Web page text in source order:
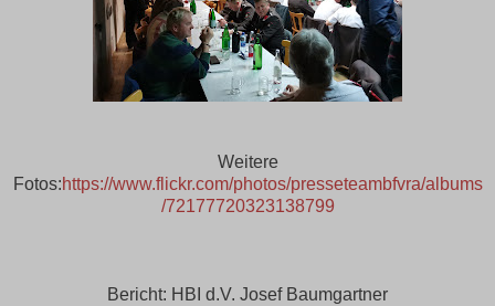
Weitere
Fotos:https://www.flickr.com/photos/presseteambfvra/albums
/72177720323138799
Bericht: HBI d.V. Josef Baumgartner